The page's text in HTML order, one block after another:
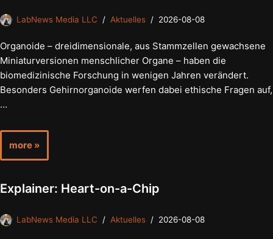
LabNews Media LLC Aktuelles 2026-08-08
Organoide – dreidimensionale, aus Stammzellen gewachsene
Miniaturversionen menschlicher Organe – haben die
biomedizinische Forschung in wenigen Jahren verändert.
Besonders Gehirnorganoide werfen dabei ethische Fragen auf,
…
more »
Explainer: Heart-on-a-Chip
LabNews Media LLC Aktuelles 2026-08-08